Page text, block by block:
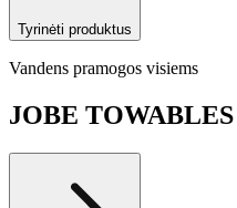
Tyrinėti produktus
Vandens pramogos visiems
JOBE TOWABLES